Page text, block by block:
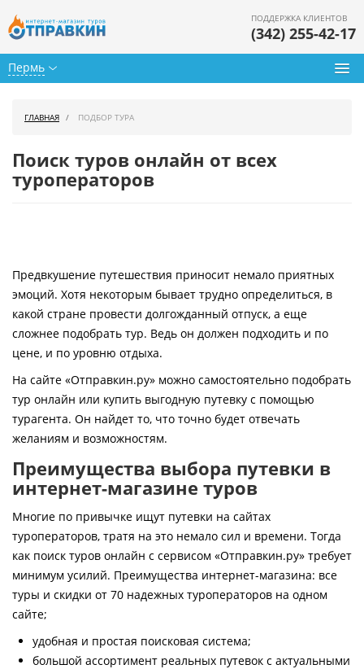
Пермь
ПОДДЕРЖКА КЛИЕНТОВ
(342) 255-42-17
Горящие туры
Страны
Как купить
Контакты
ГЛАВНАЯ ПОДБОР ТУРА
Поиск туров онлайн от всех
туроператоров
Предвкушение путешествия приносит немало приятных
эмоций. Хотя некоторым бывает трудно определиться, в
какой стране провести долгожданный отпуск, а еще
сложнее подобрать тур. Ведь он должен подходить и по
цене, и по уровню отдыха.
На сайте «Отправкин.ру» можно самостоятельно подобрать
тур онлайн или купить выгодную путевку с помощью
турагента. Он найдет то, что точно будет отвечать
желаниям и возможностям.
Преимущества выбора путевки в
интернет-магазине туров
Многие по привычке ищут путевки на сайтах
туроператоров, тратя на это немало сил и времени. Тогда
как поиск туров онлайн с сервисом «Отправкин.ру» требует
минимум усилий. Преимущества интернет-магазина: все
туры и скидки от 70 надежных туроператоров на одном
сайте;
удобная и простая поисковая система;
большой ассортимент реальных путевок с актуальными